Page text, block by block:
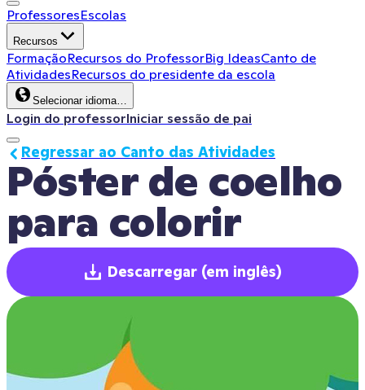
ProfessoresEscolas
Recursos
FormaçãoRecursos do ProfessorBig IdeasCanto de
AtividadesRecursos do presidente da escola
Selecionar idioma…
Login do professorIniciar sessão de pai
Póster de coelho
para colorir
Regressar ao Canto das Atividades
Descarregar (em inglês)